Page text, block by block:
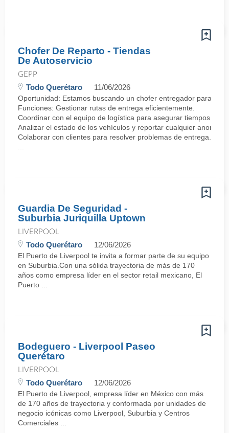
Chofer De Reparto - Tiendas
De Autoservicio
GEPP
Todo Querétaro 11/06/2026
Oportunidad: Estamos buscando un chofer entregador para
Funciones: Gestionar rutas de entrega eficientemente.
Coordinar con el equipo de logística para asegurar tiempos de
Analizar el estado de los vehículos y reportar cualquier anomalía.
Colaborar con clientes para resolver problemas de entrega.·
Guardia De Seguridad -
Suburbia Juriquilla Uptown
LIVERPOOL
Todo Querétaro 12/06/2026
El Puerto de Liverpool te invita a formar parte de su equipo
en Suburbia.Con una sólida trayectoria de más de 170
años como empresa líder en el sector retail mexicano, El
Puerto ...
Bodeguero - Liverpool Paseo
Querétaro
LIVERPOOL
Todo Querétaro 12/06/2026
El Puerto de Liverpool, empresa líder en México con más
de 170 años de trayectoria y conformada por unidades de
negocio icónicas como Liverpool, Suburbia y Centros
Comerciales ...